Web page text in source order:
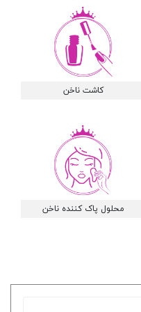
کاشت ناخن
محلول پاک کننده ناخن